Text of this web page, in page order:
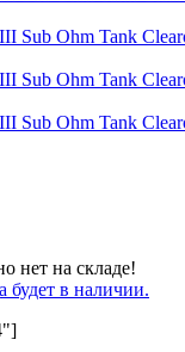
нет на складе!
будет в наличии.